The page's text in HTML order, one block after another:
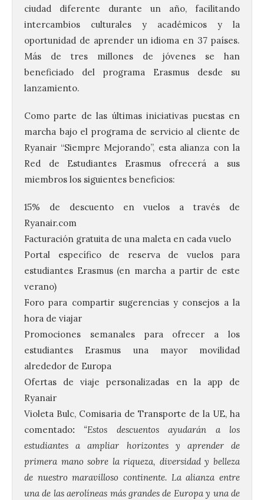
ciudad diferente durante un año, facilitando
intercambios culturales y académicos y la
oportunidad de aprender un idioma en 37 países.
Más de tres millones de jóvenes se han
beneficiado del programa Erasmus desde su
lanzamiento.
Como parte de las últimas iniciativas puestas en
marcha bajo el programa de servicio al cliente de
Ryanair “Siempre Mejorando”, esta alianza con la
Red de Estudiantes Erasmus ofrecerá a sus
miembros los siguientes beneficios:
15% de descuento en vuelos a través de
Ryanair.com
Facturación gratuita de una maleta en cada vuelo
Portal específico de reserva de vuelos para
estudiantes Erasmus (en marcha a partir de este
verano)
Foro para compartir sugerencias y consejos a la
hora de viajar
Promociones semanales para ofrecer a los
estudiantes Erasmus una mayor movilidad
alrededor de Europa
Ofertas de viaje personalizadas en la app de
Ryanair
Violeta Bulc, Comisaria de Transporte de la UE, ha
comentado: “Estos descuentos ayudarán a los
estudiantes a ampliar horizontes y aprender de
primera mano sobre la riqueza, diversidad y belleza
de nuestro maravilloso continente. La alianza entre
una de las aerolíneas más grandes de Europa y una de